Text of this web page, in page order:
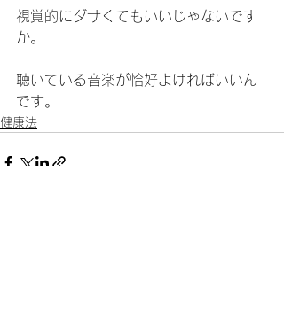
視覚的にダサくてもいいじゃないです
か。
聴いている音楽が恰好よければいいん
です。
健康法